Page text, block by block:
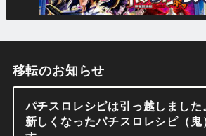
移転のお知らせ
パチスロレシピは引っ越しました
新しくなったパチスロレシピ（鬼